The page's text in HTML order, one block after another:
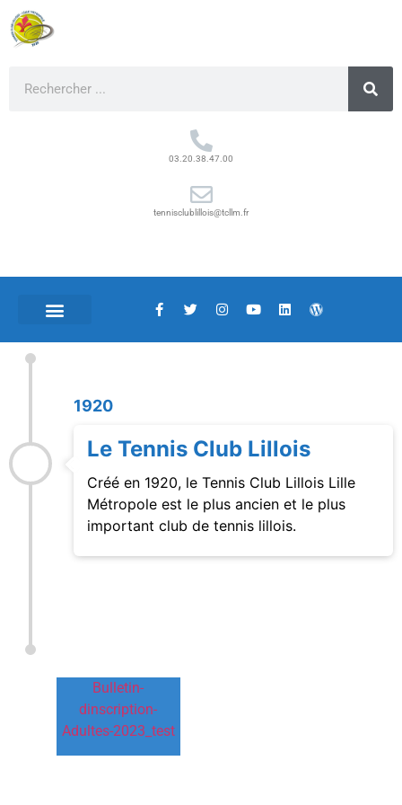
03.20.38.47.00
tennisclublillois@tcllm.fr
1920
Le Tennis Club Lillois
Créé en 1920, le Tennis Club Lillois Lille
Métropole est le plus ancien et le plus
important club de tennis lillois.
Bulletin-
dinscription-
Adultes-2023_test